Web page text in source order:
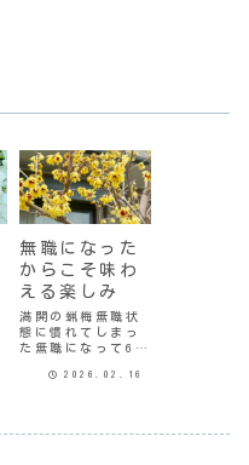
無職になった
からこそ味わ
える楽しみ
満開の蝋梅無職状
態に慣れてしまっ
た無職になって6年
は、近所をカメラ
2026.02.16